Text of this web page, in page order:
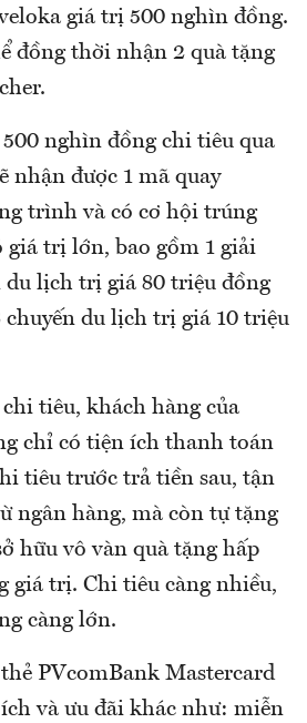
giá trị 500 nghìn đồng.
đồng thời nhận 2 quà tặng
nghìn đồng chi tiêu qua
nhận được 1 mã quay
trình và có cơ hội trúng
giá trị lớn, bao gồm 1 giải
du lịch trị giá 80 triệu đồng
du lịch trị giá 10 triệu
tiêu, khách hàng của
chỉ có tiện ích thanh toán
tiêu trước trả tiền sau, tận
ngân hàng, mà còn tự tặng
hữu vô vàn quà tặng hấp
giá trị. Chi tiêu càng nhiều,
càng lớn.
PVcomBank Mastercard
và ưu đãi khác như: miễn